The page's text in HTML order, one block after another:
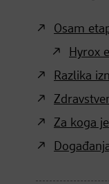
Osam
Hyrox
Razlika
Za koga